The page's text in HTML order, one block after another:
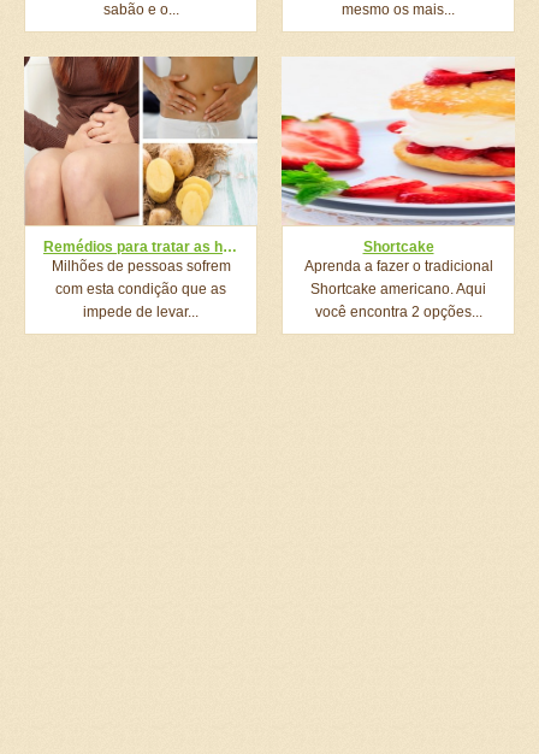
sabão e o...
mesmo os mais...
Remédios para tratar as hemorroidas
Milhões de pessoas sofrem
com esta condição que as
impede de levar...
Shortcake
Aprenda a fazer o tradicional
Shortcake americano. Aqui
você encontra 2 opções...